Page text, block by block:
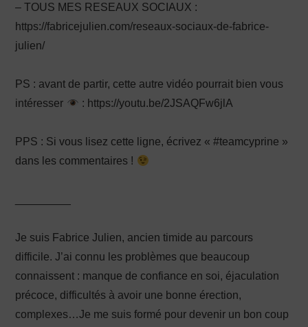
– TOUS MES RESEAUX SOCIAUX :
https://fabricejulien.com/reseaux-sociaux-de-fabrice-
julien/
PS : avant de partir, cette autre vidéo pourrait bien vous
intéresser
: https://youtu.be/2JSAQFw6jlA
PPS : Si vous lisez cette ligne, écrivez « #teamcyprine »
dans les commentaires !
Je suis Fabrice Julien, ancien timide au parcours
difficile. J’ai connu les problèmes que beaucoup
connaissent : manque de confiance en soi, éjaculation
précoce, difficultés à avoir une bonne érection,
complexes…Je me suis formé pour devenir un bon coup